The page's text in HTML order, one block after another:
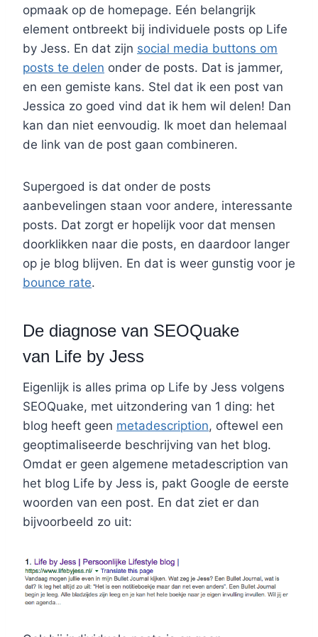
opmaak op de homepage. Eén belangrijk
element ontbreekt bij individuele posts op Life
by Jess. En dat zijn social media buttons om
posts te delen onder de posts. Dat is jammer,
en een gemiste kans. Stel dat ik een post van
Jessica zo goed vind dat ik hem wil delen! Dan
kan dan niet eenvoudig. Ik moet dan helemaal
de link van de post gaan combineren.
Supergoed is dat onder de posts
aanbevelingen staan voor andere, interessante
posts. Dat zorgt er hopelijk voor dat mensen
doorklikken naar die posts, en daardoor langer
op je blog blijven. En dat is weer gunstig voor je
bounce rate.
De diagnose van SEOQuake
van Life by Jess
Eigenlijk is alles prima op Life by Jess volgens
SEOQuake, met uitzondering van 1 ding: het
blog heeft geen metadescription, oftewel een
geoptimaliseerde beschrijving van het blog.
Omdat er geen algemene metadescription van
het blog Life by Jess is, pakt Google de eerste
woorden van een post. En dat ziet er dan
bijvoorbeeld zo uit: